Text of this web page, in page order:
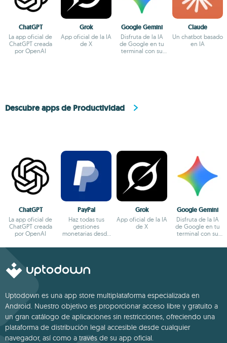
ChatGPT
La app oficial de
ChatGPT creada
por OpenAI
Grok
App oficial de la IA
de X
Google Gemini
Disfruta de la IA
de Google en tu
terminal con su
Claude
Un chatbot basado
en IA
Descubre apps de Productividad
ChatGPT
La app oficial de
ChatGPT creada
por OpenAI
PayPal
Haz todas tus
gestiones
monetarias desde
Android
Grok
App oficial de la IA
de X
Google Gemini
Disfruta de la IA
de Google en tu
terminal con su
Uptodown es una app store multiplataforma especializada en
Android. Nuestro objetivo es proporcionar acceso libre y gratuito a
un gran catálogo de aplicaciones sin restricciones, ofreciendo una
plataforma de distribución legal accesible desde cualquier
navegador, así como a través de su app oficial.